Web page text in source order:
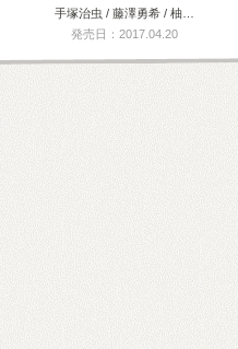
手塚治虫 / 藤澤勇希 / 柚…
発売日：2017.04.20